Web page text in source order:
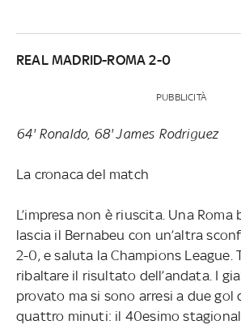
REAL MADRID-ROMA 2-0
PUBBLICITÀ
64' Ronaldo, 68' James Rodriguez
La cronaca del match
L’impresa non è riuscita. Una Roma
lascia il Bernabeu con un’altra
2-0, e saluta la Champions League.
ribaltare il risultato dell’andata. I
provato ma si sono arresi a due gol
quattro minuti: il 40esimo